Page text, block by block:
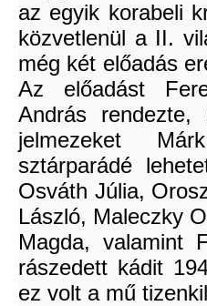
az egyik korabeli
közvetlenül a II.
még két előadás
Az előadást
András
jelmezeket
sztárparádé
Osváth Júlia,
László, Maleczky
Magda, valamint
rászedett kádit
ez volt a mű